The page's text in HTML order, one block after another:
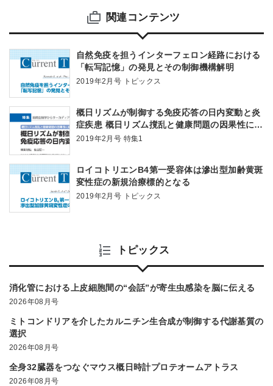
関連コンテンツ
自然免疫を担うインターフェロン経路における
「転写記憶」の発見とその制御機構解明
2019年2月号 トピックス
概日リズムが制御する免疫応答の日内変動と炎
症疾患 概日リズム撹乱と健康問題の因果性に挑
む
2019年2月号 特集1
ロイコトリエンB4第一受容体は滲出型加齢黄斑
変性症の新規治療標的となる
2019年2月号 トピックス
トピックス
消化管における上皮細胞間の“会話”が寄生虫感染を脳に伝える
2026年08月号
ミトコンドリアを介したカルニチン生合成が制御する代謝基質の
選択
2026年08月号
全身32臓器をつなぐマウス概日時計プロテオームアトラス
2026年08月号